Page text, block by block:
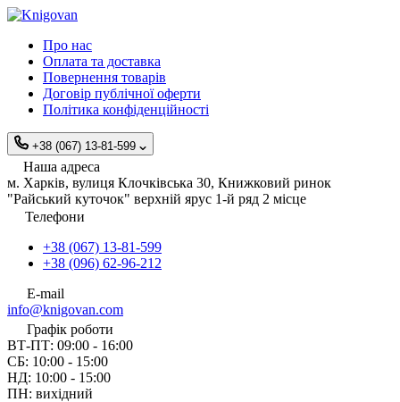
Про нас
Оплата та доставка
Повернення товарів
Договір публічної оферти
Політика конфіденційності
+38 (067) 13-81-599
Наша адреса
м. Харків, вулиця Клочківська 30, Книжковий ринок
"Райський куточок" верхній ярус 1-й ряд 2 місце
Телефони
+38 (067) 13-81-599
+38 (096) 62-96-212
E-mail
info@knigovan.com
Графік роботи
ВТ-ПТ: 09:00 - 16:00
СБ: 10:00 - 15:00
НД: 10:00 - 15:00
ПН: вихідний